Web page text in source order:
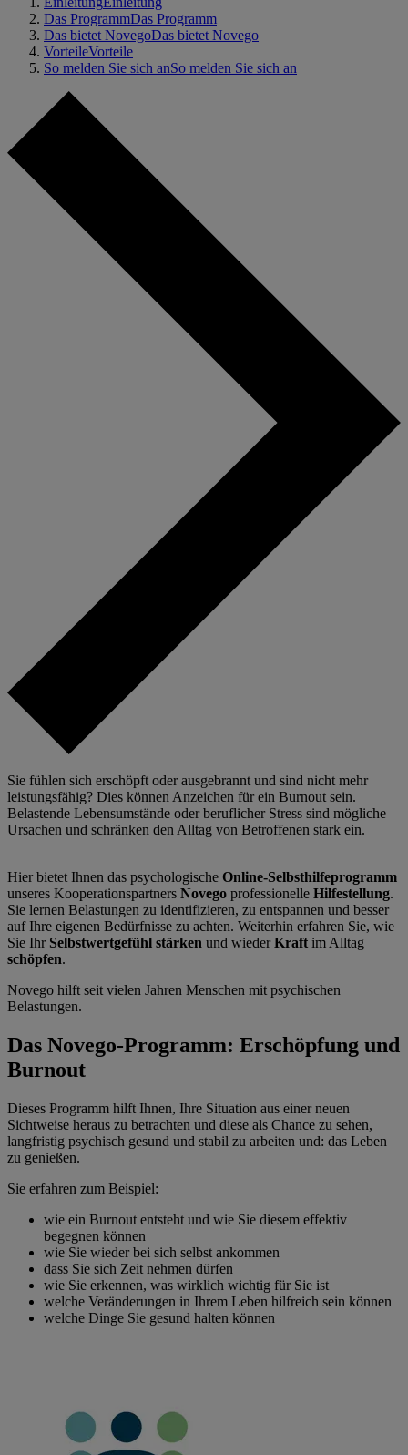
Das ProgrammDas Programm
Das bietet NovegoDas bietet Novego
VorteileVorteile
So melden Sie sich anSo melden Sie sich an
Sie fühlen sich erschöpft oder ausgebrannt und sind nicht mehr
leistungsfähig? Dies können Anzeichen für ein Burnout sein.
Belastende Lebensumstände oder beruflicher Stress sind mögliche
Ursachen und schränken den Alltag von Betroffenen stark ein.
Hier bietet Ihnen das psychologische Online-Selbsthilfeprogramm
unseres Kooperationspartners Novego professionelle Hilfestellung.
Sie lernen Belastungen zu identifizieren, zu entspannen und besser
auf Ihre eigenen Bedürfnisse zu achten. Weiterhin erfahren Sie, wie
Sie Ihr Selbstwertgefühl stärken und wiederKraft im Alltag
schöpfen.
Novego hilft seit vielen Jahren Menschen mit psychischen
Belastungen.
Das Novego-Programm: Erschöpfung und
Burnout
Dieses Programm hilft Ihnen, Ihre Situation aus einer neuen
Sichtweise heraus zu betrachten und diese als Chance zu sehen,
langfristig psychisch gesund und stabil zu arbeiten und: das Leben
zu genießen.
Sie erfahren zum Beispiel:
wie ein Burnout entsteht und wie Sie diesem effektiv
begegnen können
wie Sie wieder bei sich selbst ankommen
dass Sie sich Zeit nehmen dürfen
wie Sie erkennen, was wirklich wichtig für Sie ist
welche Veränderungen in Ihrem Leben hilfreich sein können
welche Dinge Sie gesund halten können